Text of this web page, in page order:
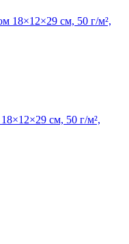
см, 50 г/м²,